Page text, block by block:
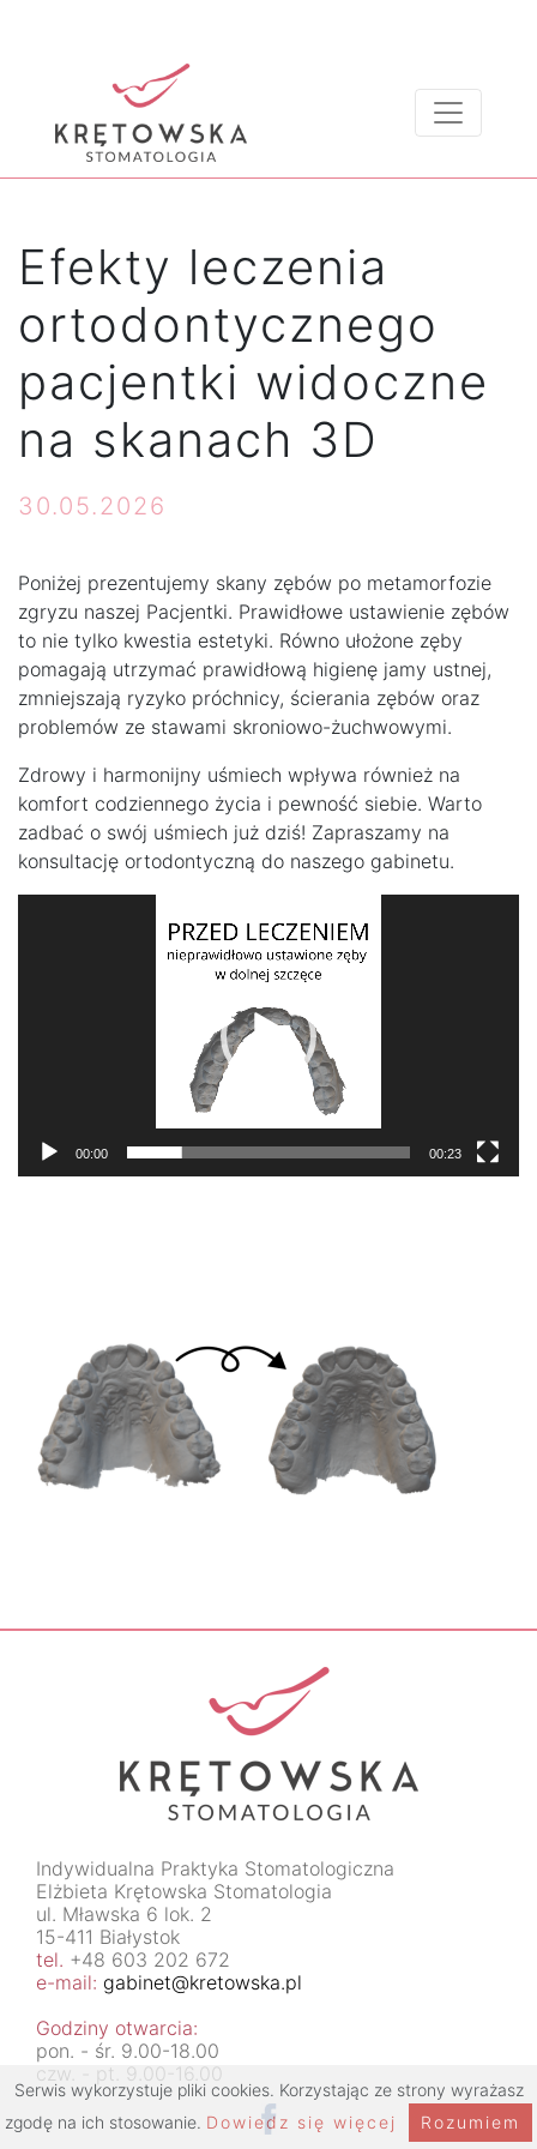
Efekty leczenia
ortodontycznego
pacjentki widoczne
na skanach 3D
30.05.2026
Poniżej prezentujemy skany zębów po metamorfozie
zgryzu naszej Pacjentki. Prawidłowe ustawienie zębów
to nie tylko kwestia estetyki. Równo ułożone zęby
pomagają utrzymać prawidłową higienę jamy ustnej,
zmniejszają ryzyko próchnicy, ścierania zębów oraz
problemów ze stawami skroniowo-żuchwowymi.
Zdrowy i harmonijny uśmiech wpływa również na
komfort codziennego życia i pewność siebie. Warto
zadbać o swój uśmiech już dziś! Zapraszamy na
konsultację ortodontyczną do naszego gabinetu.
00:00 00:23
Indywidualna Praktyka Stomatologiczna
Elżbieta Krętowska Stomatologia
ul. Mławska 6 lok. 2
15-411 Białystok
tel. +48 603 202 672
e-mail: gabinet@kretowska.pl
Godziny otwarcia:
pon. - śr. 9.00-18.00
czw. - pt. 9.00-16.00
Serwis wykorzystuje pliki cookies. Korzystając ze strony wyrażasz
zgodę na ich stosowanie. Dowiedz się więcej Rozumiem